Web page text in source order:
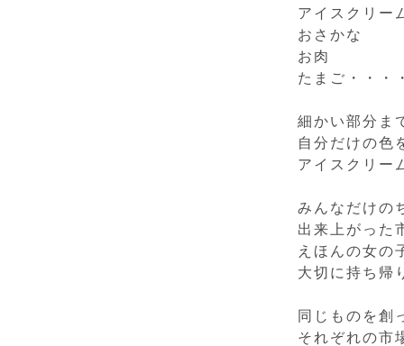
アイスクリー
おさかな
お肉
たまご・・・
細かい部分ま
自分だけの色
アイスクリー
みんなだけの
出来上がった
えほんの女の
大切に持ち帰
同じものを創
それぞれの市